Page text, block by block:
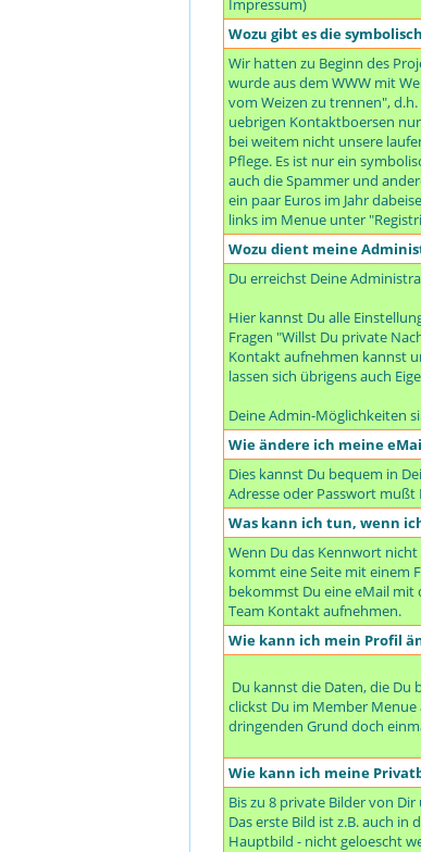
Impressum)
Wozu gibt es die
Wir hatten zu Beginn des
wurde aus dem WWW mit
vom Weizen zu trennen",
uebrigen Kontaktboersen
bei weitem nicht unsere
Pflege. Es ist nur ein
auch die Spammer und
ein paar Euros im Jahr
links im Menue unter
Wozu dient meine
Du erreichst Deine
Hier kannst Du alle
Fragen "Willst Du private
Kontakt aufnehmen kannst
lassen sich übrigens auch
Deine Admin-Möglichkeiten
Wie ändere ich meine
Dies kannst Du bequem in
Adresse oder Passwort
Was kann ich tun, wenn
Wenn Du das Kennwort
kommt eine Seite mit einem
bekommst Du eine eMail mit
Team Kontakt aufnehmen.
Wie kann ich mein Profil
Du kannst die Daten, die Du
clickst Du im Member
dringenden Grund doch
Wie kann ich meine
Bis zu 8 private Bilder von
Das erste Bild ist z.B. auch
Hauptbild - nicht geloescht